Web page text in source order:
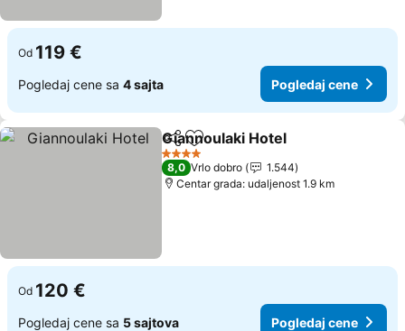
Od 119 €
Pogledaj cene sa 4 sajta Pogledaj cene
Deli Dodati u favorite
Giannoulaki Hotel
4 Zvezdice
8,0 Vrlo dobro
1.544
Centar grada: udaljenost 1.9 km
Od 120 €
Pogledaj cene sa 5 sajtova Pogledaj cene